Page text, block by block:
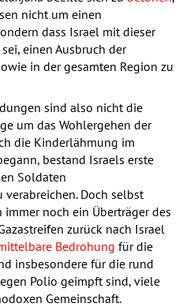
nicht um einen
dass Israel mit dieser
einen Ausbruch der
in der gesamten Region zu
sind also nicht die
um das Wohlergehen der
die Kinderlähmung im
bestand Israels erste
Soldaten
Doch selbst
noch ein Überträger des
zurück nach Israel
Bedrohung für die
insbesondere für die rund
Polio geimpft sind, viele
Gemeinschaft.